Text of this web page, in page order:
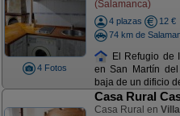
4 Fotos
(Salamanca)
4 plazas
12 €
74 km de
El Refugio de
en San Martín
baja de un dificio
Casa Rural
Casa Rural en